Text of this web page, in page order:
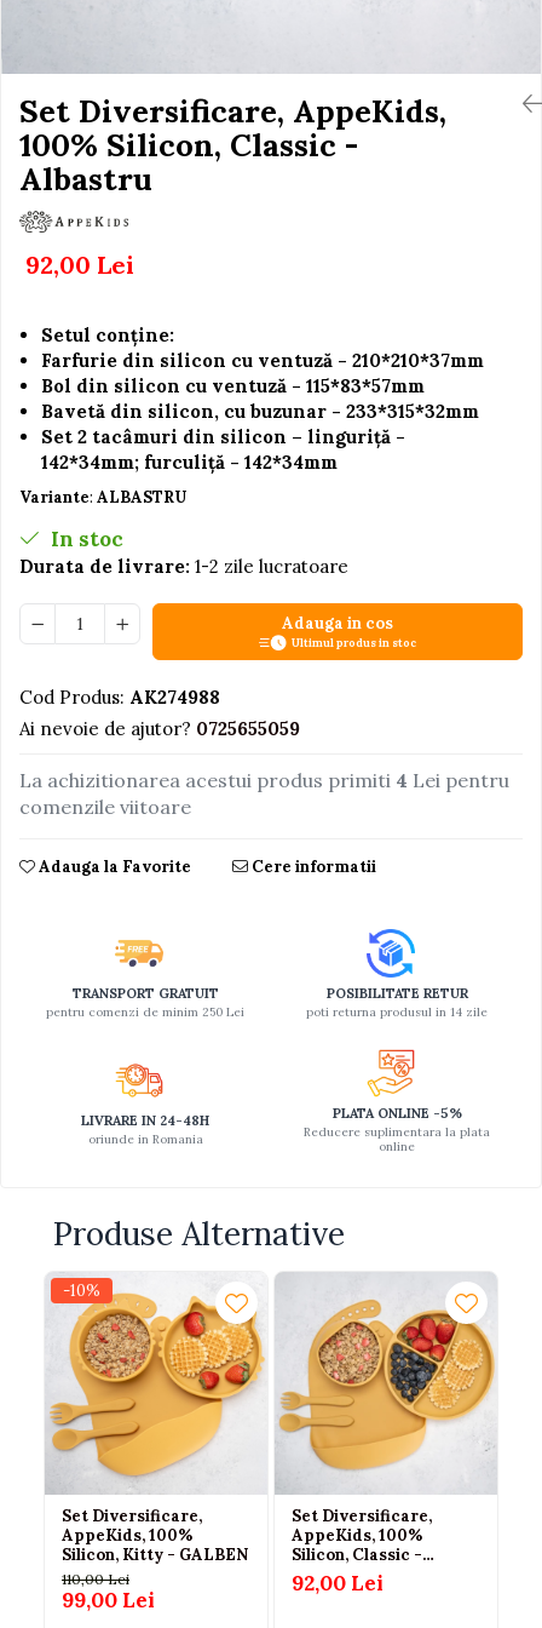
Caluti balansoar
Interactive, educative si
muzicale
Ateliere si unelte
Blocuri de constructie
Creative
De plus
Electrocasnice si bucatarii
Fotolii gonflabile
Jocuri de indemanare
Jocuri sportive
Jucarii educative din lemn
Motociclete
Muzica si instrumente
Pistoale
Plastilina
Saltelute si centre de activitati
Seturi de doctor
Trenuri cu sine
Perioada Sarcinii
Pompe de san
Sisteme De Purtare
Set Diversificare, AppeKids,
100% Silicon, Classic -
Albastru
92,00 Lei
Setul conține:
Farfurie din silicon cu ventuză - 210*210*37mm
Bol din silicon cu ventuză - 115*83*57mm
Bavetă din silicon, cu buzunar - 233*315*32mm
Set 2 tacâmuri din silicon – linguriță -
142*34mm; furculiță - 142*34mm
Variante: ALBASTRU
In stoc
Durata de livrare: 1-2 zile lucratoare
Adauga in cos
Ultimul produs in stoc
Cod Produs: AK274988
Ai nevoie de ajutor? 0725655059
La achizitionarea acestui produs primiti 4 Lei pentru
comenzile viitoare
Adauga la Favorite Cere informatii
TRANSPORT GRATUIT
pentru comenzi de minim 250 Lei
POSIBILITATE RETUR
poti returna produsul in 14 zile
LIVRARE IN 24-48H
oriunde in Romania
PLATA ONLINE -5%
Reducere suplimentara la plata
online
Produse Alternative
-10%
Set Diversificare,
AppeKids, 100%
Silicon, Kitty - GALBEN
110,00 Lei
99,00 Lei
Set Diversificare,
AppeKids, 100%
Silicon, Classic -
GALBEN
92,00 Lei